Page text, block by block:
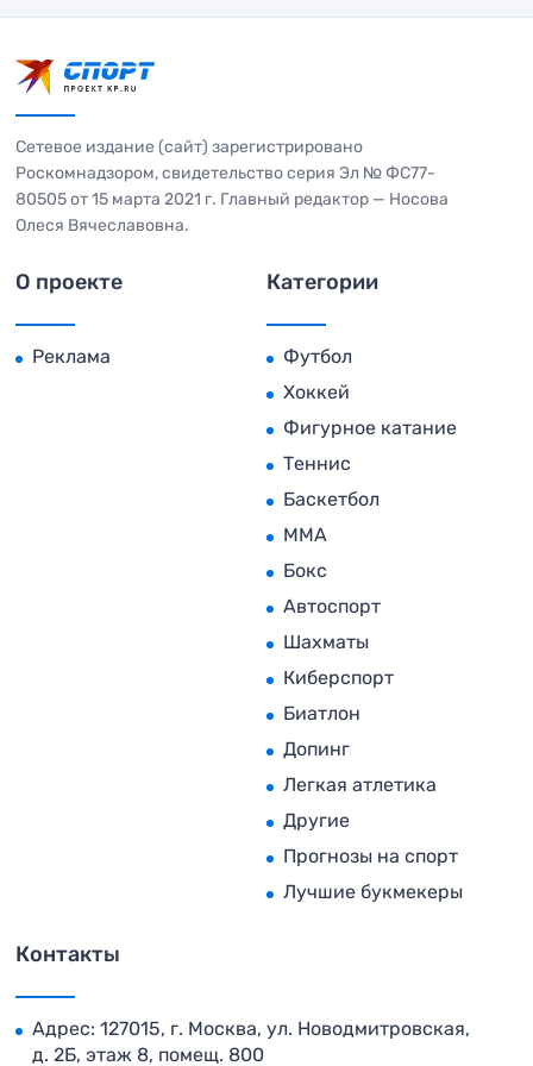
Сетевое издание (сайт) зарегистрировано
Роскомнадзором, свидетельство серия Эл № ФС77-
80505 от 15 марта 2021 г. Главный редактор — Носова
Олеся Вячеславовна.
О проекте
Реклама
Категории
Футбол
Хоккей
Фигурное катание
Теннис
Баскетбол
MMA
Бокс
Автоспорт
Шахматы
Киберспорт
Биатлон
Допинг
Легкая атлетика
Другие
Прогнозы на спорт
Лучшие букмекеры
Контакты
Адрес: 127015, г. Москва, ул. Новодмитровская,
д. 2Б, этаж 8, помещ. 800